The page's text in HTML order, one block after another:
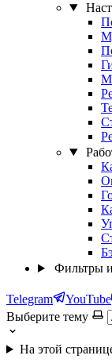
Фильтры
Telegram YouTube
Выберите тему
На этой